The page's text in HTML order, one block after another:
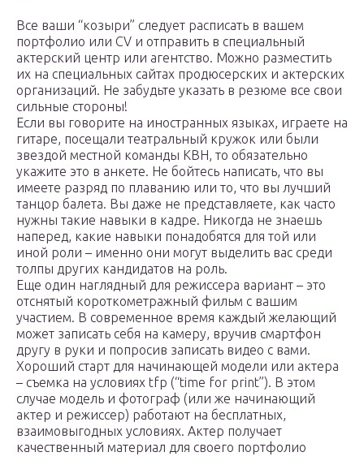
Все ваши “козыри” следует расписать в вашем
портфолио или CV и отправить в специальный
актерский центр или агентство. Можно разместить
их на специальных сайтах продюсерских и актерских
организаций. Не забудьте указать в резюме все свои
сильные стороны!
Если вы говорите на иностранных языках, играете на
гитаре, посещали театральный кружок или были
звездой местной команды КВН, то обязательно
укажите это в анкете. Не бойтесь написать, что вы
имеете разряд по плаванию или то, что вы лучший
танцор балета. Вы даже не представляете, как часто
нужны такие навыки в кадре. Никогда не знаешь
наперед, какие навыки понадобятся для той или
иной роли – именно они могут выделить вас среди
толпы других кандидатов на роль.
Еще один наглядный для режиссера вариант – это
отснятый короткометражный фильм с вашим
участием. В современное время каждый желающий
может записать себя на камеру, вручив смартфон
другу в руки и попросив записать видео с вами.
Хороший старт для начинающей модели или актера
– съемка на условиях tfp (“time for print”). В этом
случае модель и фотограф (или же начинающий
актер и режиссер) работают на бесплатных,
взаимовыгодных условиях. Актер получает
качественный материал для своего портфолио